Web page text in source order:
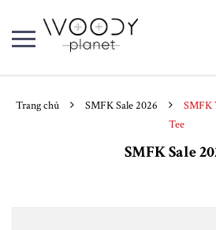
Trang chủ SMFK Sale 2026
SMFK
Tee
SMFK Sale